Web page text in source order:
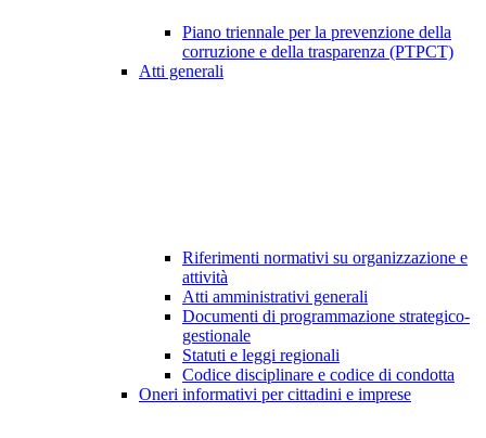
Piano triennale per la prevenzione della
corruzione e della trasparenza (PTPCT)
Atti generali
Riferimenti normativi su organizzazione e
attività
Atti amministrativi generali
Documenti di programmazione strategico-
gestionale
Statuti e leggi regionali
Codice disciplinare e codice di condotta
Oneri informativi per cittadini e imprese